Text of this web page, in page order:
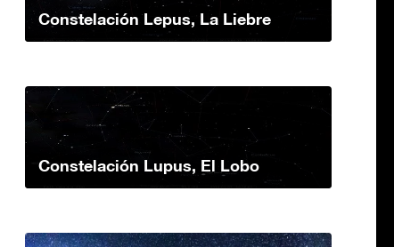
Constelación Lepus, La Liebre
Constelación Lupus, El Lobo